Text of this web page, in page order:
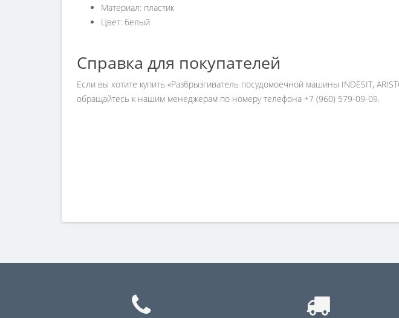
Материал: пластик
Цвет: белый
Справка для покупателей
Если вы хотите купить «Разбрызгиватель посудомоечной машины INDESIT,
обращайтесь к нашим менеджерам по номеру телефона +7 (960) 579-09-09.